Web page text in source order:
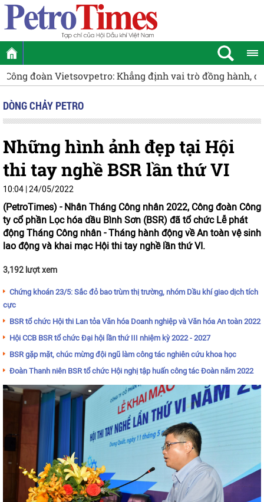
Đòn bẩy cho tăng trưởng xanh [PODCAST] Ưu đãi mỏ
DÒNG CHẢY PETRO
Những hình ảnh đẹp tại Hội
thi tay nghề BSR lần thứ VI
10:04 | 24/05/2022
(PetroTimes) - Nhân Tháng Công nhân 2022, Công đoàn Công
ty cổ phần Lọc hóa dầu Bình Sơn (BSR) đã tổ chức Lễ phát
động Tháng Công nhân - Tháng hành động về An toàn vệ sinh
lao động và khai mạc Hội thi tay nghề lần thứ VI.
3,192 lượt xem
Chứng khoán 23/5: Sắc đỏ bao trùm thị trường, nhóm Dầu khí giao dịch tích
cực
BSR tổ chức Hội thi Lan tỏa Văn hóa Doanh nghiệp và Văn hóa An toàn 2022
Hội CCB BSR tổ chức Đại hội lần thứ III nhiệm kỳ 2022 - 2027
BSR gặp mặt, chúc mừng đội ngũ làm công tác nghiên cứu khoa học
Đoàn Thanh niên BSR tổ chức Hội nghị tập huấn công tác Đoàn năm 2022